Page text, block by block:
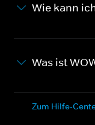
Wie kann
Was ist
Zum Hilfe-